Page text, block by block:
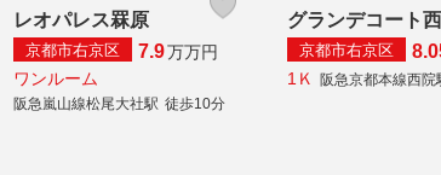
レオパレス罧原
京都市右京区 7.9万万円
ワンルーム
阪急嵐山線松尾大社駅 徒歩10分
グランデコート
京都市右京区
1Ｋ 阪急京都本線西院